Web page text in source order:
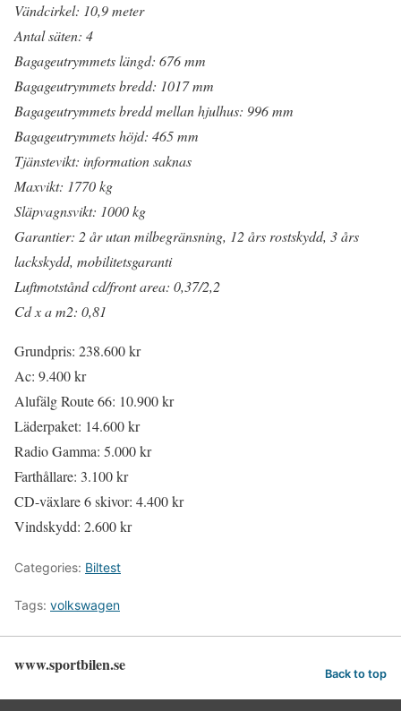
Vändcirkel: 10,9 meter
Antal säten: 4
Bagageutrymmets längd: 676 mm
Bagageutrymmets bredd: 1017 mm
Bagageutrymmets bredd mellan hjulhus: 996 mm
Bagageutrymmets höjd: 465 mm
Tjänstevikt: information saknas
Maxvikt: 1770 kg
Släpvagnsvikt: 1000 kg
Garantier: 2 år utan milbegränsning, 12 års rostskydd, 3 års
lackskydd, mobilitetsgaranti
Luftmotstånd cd/front area: 0,37/2,2
Cd x a m2: 0,81
Grundpris: 238.600 kr
Ac: 9.400 kr
Alufälg Route 66: 10.900 kr
Läderpaket: 14.600 kr
Radio Gamma: 5.000 kr
Farthållare: 3.100 kr
CD-växlare 6 skivor: 4.400 kr
Vindskydd: 2.600 kr
Categories: Biltest
Tags: volkswagen
www.sportbilen.se Back to top